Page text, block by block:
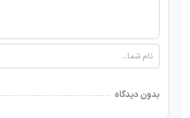
بدون دیدگاه